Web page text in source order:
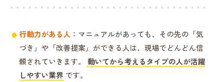
行動力がある人 ：マニュアルがあっても、その先の「気
づき」や「改善提案」ができる人は、現場でどんどん信
頼されていきます。
動いてから考えるタイプの人が活躍
しやすい業界 です。